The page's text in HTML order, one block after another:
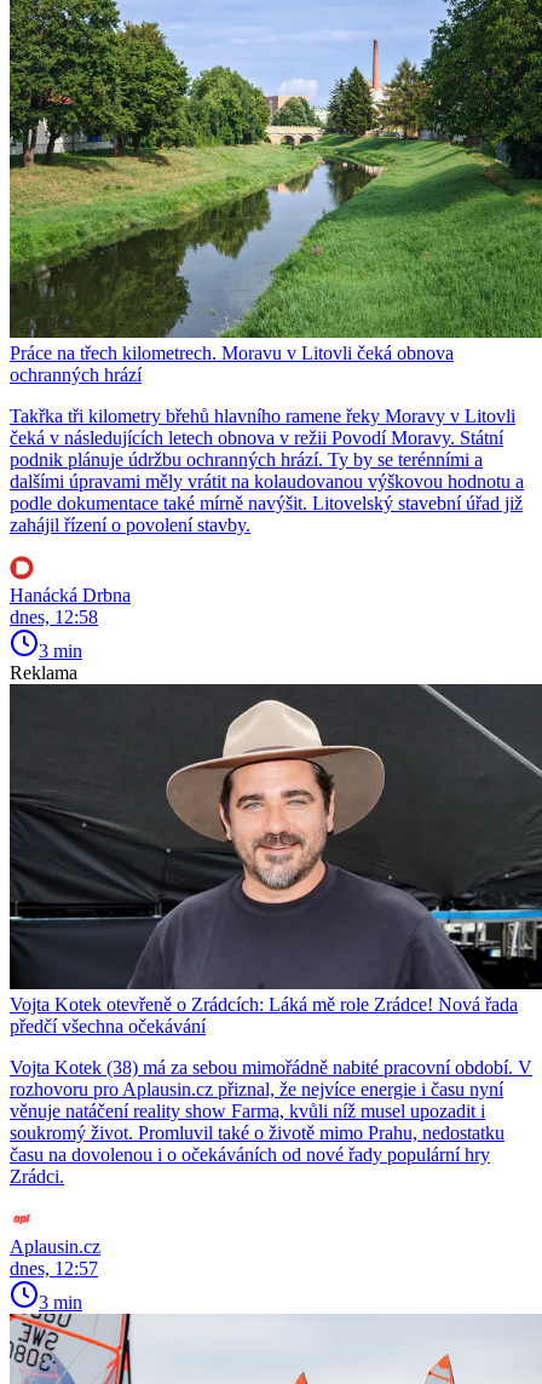
Práce na třech kilometrech. Moravu v Litovli čeká obnova
ochranných hrází
Takřka tři kilometry břehů hlavního ramene řeky Moravy v Litovli
čeká v následujících letech obnova v režii Povodí Moravy. Státní
podnik plánuje údržbu ochranných hrází. Ty by se terénními a
dalšími úpravami měly vrátit na kolaudovanou výškovou hodnotu a
podle dokumentace také mírně navýšit. Litovelský stavební úřad již
zahájil řízení o povolení stavby.
Hanácká Drbna
dnes, 12:58
3 min
Reklama
Vojta Kotek otevřeně o Zrádcích: Láká mě role Zrádce! Nová řada
předčí všechna očekávání
Vojta Kotek (38) má za sebou mimořádně nabité pracovní období. V
rozhovoru pro Aplausin.cz přiznal, že nejvíce energie i času nyní
věnuje natáčení reality show Farma, kvůli níž musel upozadit i
soukromý život. Promluvil také o životě mimo Prahu, nedostatku
času na dovolenou i o očekáváních od nové řady populární hry
Zrádci.
Aplausin.cz
dnes, 12:57
3 min